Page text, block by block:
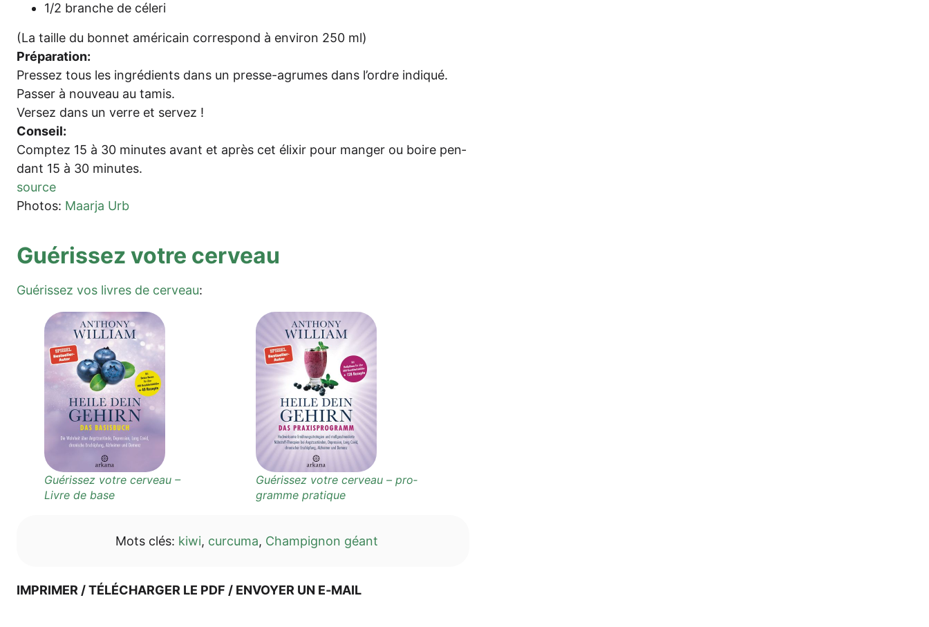
1/2 bran­che de céleri
(La tail­le du bon­net amé­ri­cain cor­re­spond à envi­ron 250 ml)
Pré­pa­ra­ti­on:
Pres­sez tous les ing­ré­di­ents dans un pres­se-agru­mes dans l’ordre indi­qué.
Pas­ser à nou­veau au tamis.
Ver­sez dans un ver­re et servez !
Con­seil:
Comp­tez 15 à 30 minu­tes avant et après cet éli­xir pour man­ger ou boi­re pen­
dant 15 à 30 minutes.
source
Pho­tos: Maar­ja Urb
Gué­ris­sez vot­re cerveau
Gué­ris­sez vos liv­res de cer­ve­au:
Gué­ris­sez vot­re cer­ve­au –
Liv­re de base
Gué­ris­sez vot­re cer­ve­au – pro­
gram­me pratique
Mots clés: kiwi, cur­cu­ma, Cham­pi­gnon géant
IMPRI­MER / TÉLÉ­CHAR­GER LE PDF / ENVOY­ER UN E‑MAIL